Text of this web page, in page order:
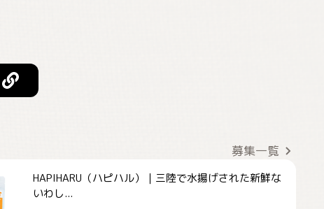
募集一覧
HAPIHARU（ハピハル）｜三陸で水揚げされた新鮮な
いわし...